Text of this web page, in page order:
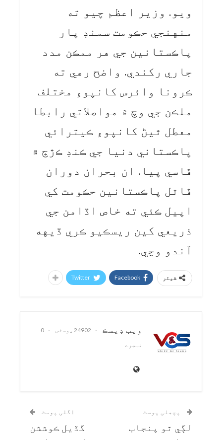
ويو. وزير اعظم چيو ته
منهنجي حڪومت سمنڊ پار
پاڪستانين جي هر ممڪن مدد
جاري رکندي. واضح رهي ته
ڪرونا وائرس کانپوءِ مختلف
ملڪن جي وچ ۾ مواصلاتي رابطا
معطل ٿيڻ کانپوءِ ڪيترائي
پاڪستاني دنيا جي ڪنڊ ڪڙڇ ۾
ڦاسي پيا. ان بحران دوران
ڦاٿل پاڪستانين حڪومت کي
اپيل ڪئي ته خاص اڏامن جي
ذريعي کين ريسڪيو ڪري ڏيهه
آندو وڃي.
شیئر Facebook
Twitter
ويب ڊيسڪ 24902 پوسٹس
0
تبصرے
پچھلی پوسٹ
لڳي ٿو پنجاب
اگلی پوسٹ
گڏيل ڪوششن